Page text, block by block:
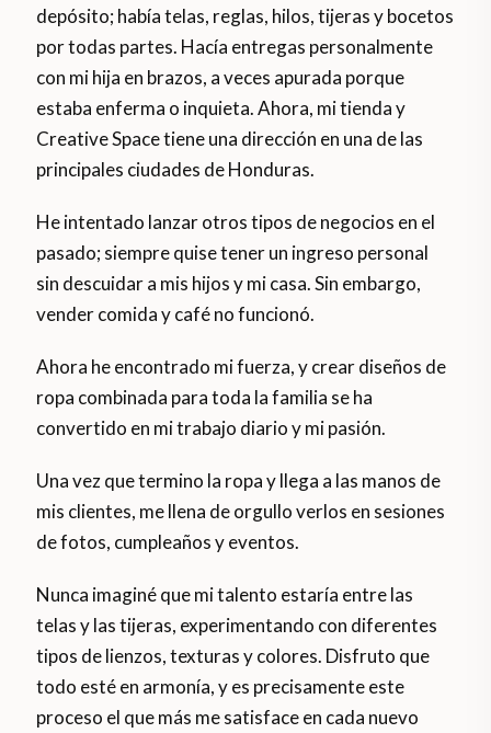
depósito; había telas, reglas, hilos, tijeras y bocetos
por todas partes. Hacía entregas personalmente
con mi hija en brazos, a veces apurada porque
estaba enferma o inquieta. Ahora, mi tienda y
Creative Space tiene una dirección en una de las
principales ciudades de Honduras.
He intentado lanzar otros tipos de negocios en el
pasado; siempre quise tener un ingreso personal
sin descuidar a mis hijos y mi casa. Sin embargo,
vender comida y café no funcionó.
Ahora he encontrado mi fuerza, y crear diseños de
ropa combinada para toda la familia se ha
convertido en mi trabajo diario y mi pasión.
Una vez que termino la ropa y llega a las manos de
mis clientes, me llena de orgullo verlos en sesiones
de fotos, cumpleaños y eventos.
Nunca imaginé que mi talento estaría entre las
telas y las tijeras, experimentando con diferentes
tipos de lienzos, texturas y colores. Disfruto que
todo esté en armonía, y es precisamente este
proceso el que más me satisface en cada nuevo